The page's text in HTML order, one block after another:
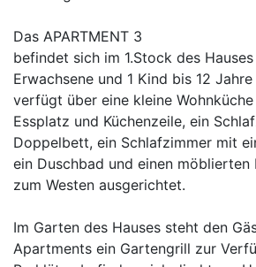
Das APARTMENT 3
befindet sich im 1.Stock des
Erwachsene und 1 Kind bis 12
verfügt über eine kleine
Essplatz und Küchenzeile, ein
Doppelbett, ein Schlafzimmer mit
ein Duschbad und einen möblierten
zum Westen ausgerichtet.
Im Garten des Hauses steht den
Apartments ein Gartengrill zur